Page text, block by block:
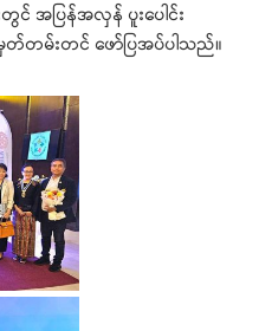
တွင် အပြန်အလှန် ပူးပေါင်း
တ်တမ်းတင် ဖော်ပြအပ်ပါသည်။